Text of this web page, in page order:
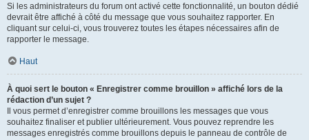
Si les administrateurs du forum ont activé cette fonctionnalité, un bouton dédié
devrait être affiché à côté du message que vous souhaitez rapporter. En
cliquant sur celui-ci, vous trouverez toutes les étapes nécessaires afin de
rapporter le message.
Haut
À quoi sert le bouton « Enregistrer comme brouillon » affiché lors de la
rédaction d’un sujet ?
Il vous permet d’enregistrer comme brouillons les messages que vous
souhaitez finaliser et publier ultérieurement. Vous pouvez reprendre les
messages enregistrés comme brouillons depuis le panneau de contrôle de